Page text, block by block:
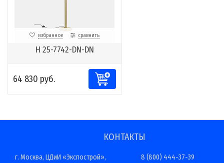
избранное сравнить
H 25-7742-DN-DN
64 830 руб.
КОНТАКТЫ
г. Москва, ЦДиИ «Экспострой»,
8 (800) 444-37-39